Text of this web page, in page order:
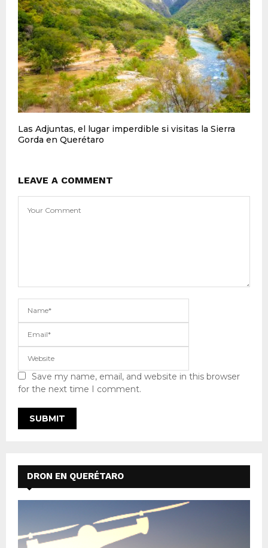
Las Adjuntas, el lugar imperdible si visitas la Sierra
Gorda en Querétaro
LEAVE A COMMENT
Save my name, email, and website in this browser
for the next time I comment.
DRON EN QUERÉTARO